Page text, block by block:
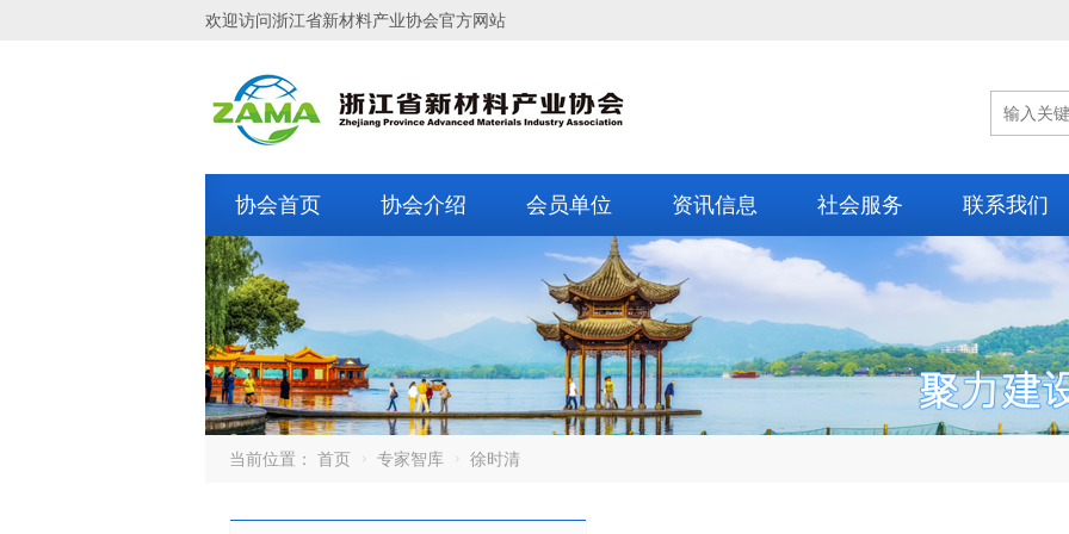
欢迎访问浙江省新材料产业协会官方网站
协会首页 协会介绍 会员单位 资讯信息 社会服务 联系我们
当前位置： 首页 专家智库 徐时清